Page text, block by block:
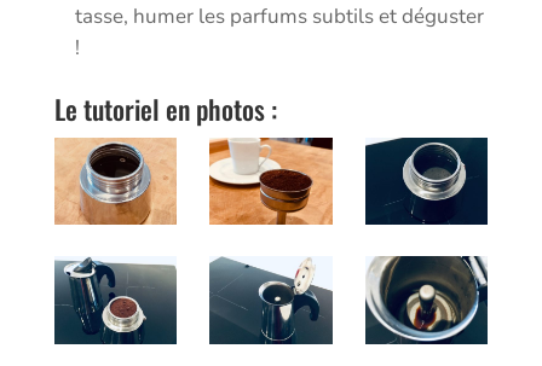
tasse, humer les parfums subtils et déguster
!
Le tutoriel en photos :